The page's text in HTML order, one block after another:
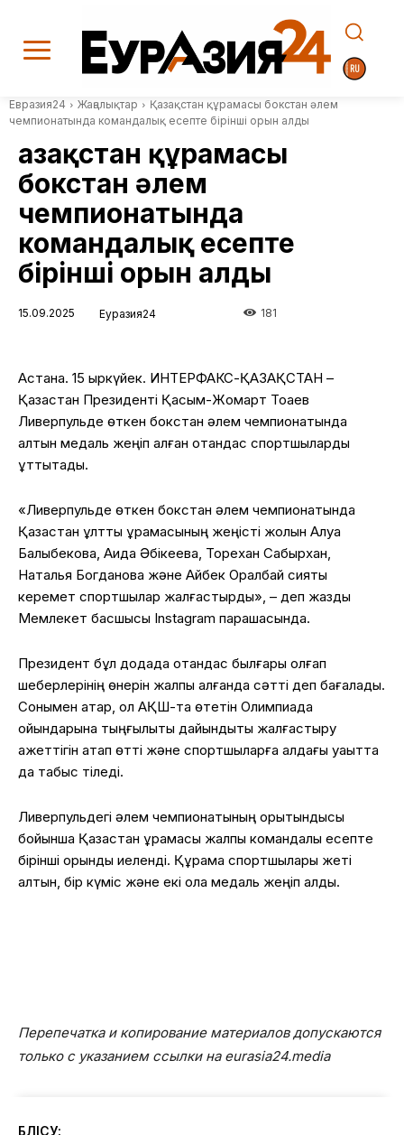
Евразия24 Жаңалықтар
Қазақстан құрамасы бокстан әлем
чемпионатында командалық есепте бірінші орын алды
Қазақстан құрамасы
бокстан әлем
чемпионатында
командалық есепте
бірінші орын алды
15.09.2025 Еуразия24 181
Астана. 15 қыркүйек. ИНТЕРФАКС-ҚАЗАҚСТАН –
Қазақстан Президенті Қасым-Жомарт Тоқаев
Ливерпульде өткен бокстан әлем чемпионатында
алтын медаль жеңіп алған отандас спортшыларды
құттықтады.
«Ливерпульде өткен бокстан әлем чемпионатында
Қазақстан ұлттық құрамасының жеңісті жолын Алуа
Балқыбекова, Аида Әбікеева, Торехан Сабырхан,
Наталья Богданова және Айбек Оралбай сияқты
керемет спортшылар жалғастырды», – деп жазды
Мемлекет басшысы Instagram парақшасында.
Президент бұл додада отандас былғары қолғап
шеберлерінің өнерін жалпы алғанда сәтті деп бағалады.
Сонымен қатар, ол АҚШ-та өтетін Олимпиада
ойындарына тыңғылықты дайындықты жалғастыру
қажеттігін атап өтті және спортшыларға алдағы уақытта
да табыс тіледі.
Ливерпульдегі әлем чемпионатының қорытындысы
бойынша Қазақстан құрамасы жалпы командалық есепте
бірінші орынды иеленді. Құрама спортшылары жеті
алтын, бір күміс және екі қола медаль жеңіп алды.
Перепечатка и копирование материалов допускаются
только с указанием ссылки на eurasia24.media
БӨЛІСУ: